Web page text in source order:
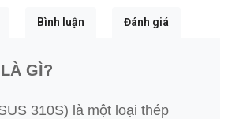
Bình luận Đánh giá
GÌ?
310S) là một loại thép